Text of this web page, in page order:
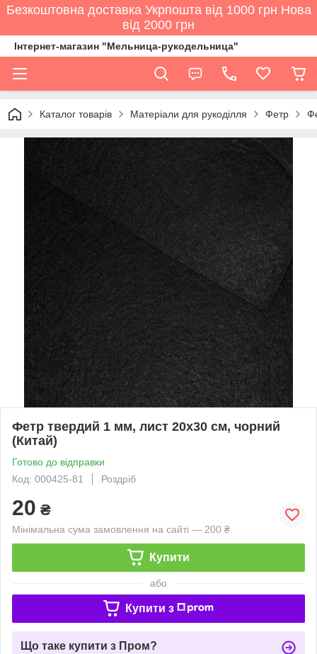
Безкоштовна доставка Укрпошта від 1000 грн Нова
від 2000 грн
Інтернет-магазин "Мельница-рукодельница"
Каталог товарів Матеріали для рукоділля Фетр
Фетр твердий 1 мм, лист 20x30 см, чорний
(Китай)
Готово до відправки
Код: 000425-81
Роздріб
20 ₴
Мінімальна сума замовлення на сайті — 200 ₴
Купити
або
Купити з
Що таке купити з Пром?